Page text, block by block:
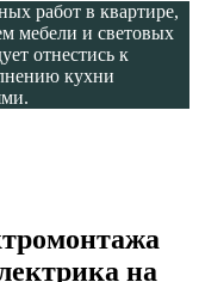
работ в квартире,
мебели и световых
отнестись к
кухни
на